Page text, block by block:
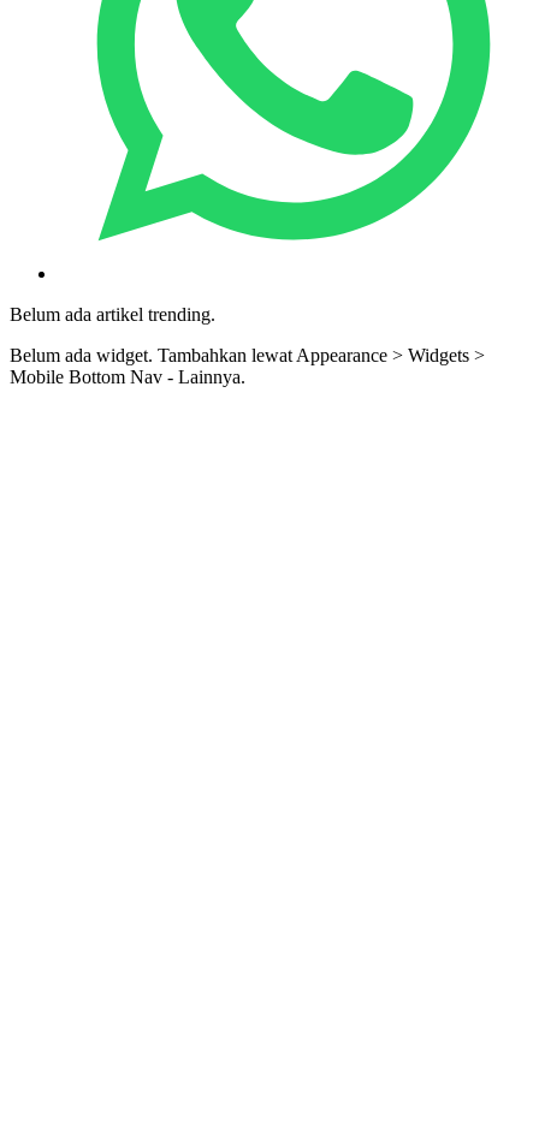
Belum ada artikel trending.
Belum ada widget. Tambahkan lewat Appearance > Widgets >
Mobile Bottom Nav - Lainnya.